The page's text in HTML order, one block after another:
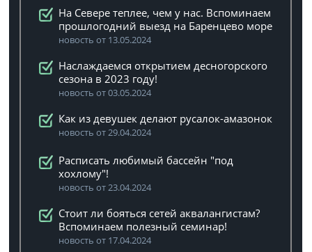
На Севере теплее, чем у нас. Вспоминаем
прошлогодний выезд на Баренцево море
новость от 13.05.2024
Наслаждаемся открытием десногорского
сезона в 2023 году!
новость от 03.05.2024
Как из девушек делают русалок-амазонок
новость от 29.04.2024
Расписать любимый бассейн "под
хохлому"!
новость от 23.04.2024
Стоит ли бояться сетей аквалангистам?
Вспоминаем полезный семинар!
новость от 17.04.2024